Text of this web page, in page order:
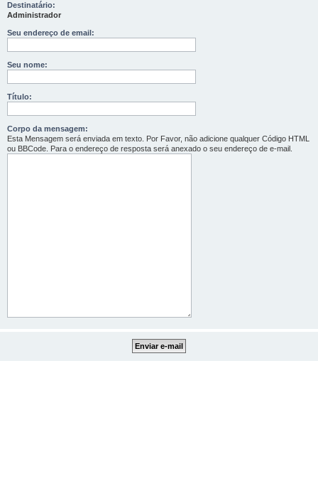
Destinatário:
Administrador
Seu endereço de email:
Seu nome:
Título:
Corpo da mensagem:
Esta Mensagem será enviada em texto. Por Favor, não adicione qualquer Código HTML
ou BBCode. Para o endereço de resposta será anexado o seu endereço de e-mail.